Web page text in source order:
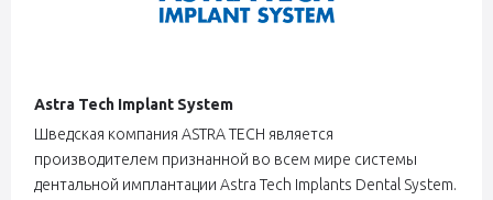
Astra Tech Implant System
Шведская компания ASTRA TECH является
производителем признанной во всем мире системы
дентальной имплантации Astra Tech Implants Dental System.